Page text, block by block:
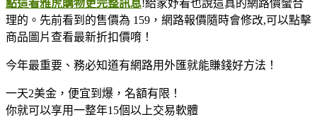
點這看雅虎購物更完整訊息!給家妤看也說這真的網路價蠻合
理的。先前看到的售價為 159，網路報價隨時會修改,可以點擊
商品圖片查看最新折扣價唷！
今年最重要、務必知​道有網路用外匯就能賺錢好方法！
一天2美金，便宜到爆，名額有限！
你就可以享用一整年15個以上交易軟體